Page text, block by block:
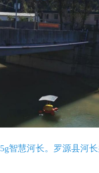
5g智慧河长。罗源县河长